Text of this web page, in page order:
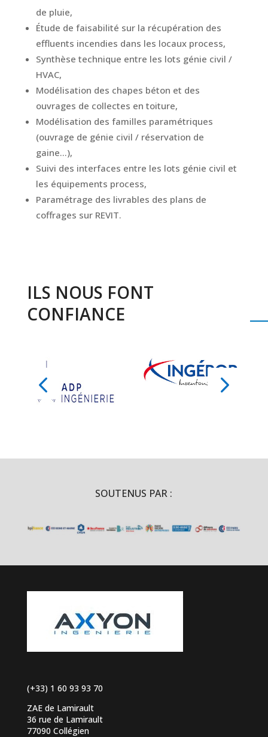
de pluie,
Étude de faisabilité sur la récupération des
effluents incendies dans les locaux process,
Synthèse technique entre les lots génie civil /
HVAC,
Modélisation des chapes béton et des
ouvrages de collectes en toiture,
Modélisation des familles paramétriques
(ouvrage de génie civil / réservation de
gaine…),
Suivi des interfaces entre les lots génie civil et
les équipements process,
Paramétrage des livrables des plans de
coffrages sur REVIT.
ILS NOUS FONT
CONFIANCE
SOUTENUS PAR :
(+33) 1 60 93 93 70
ZAE de Lamirault
36 rue de Lamirault
77090 Collégien